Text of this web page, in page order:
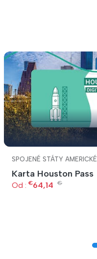
SPOJENÉ STÁTY AMERICKÉ
Karta Houston Pass
Od : €64,14 €